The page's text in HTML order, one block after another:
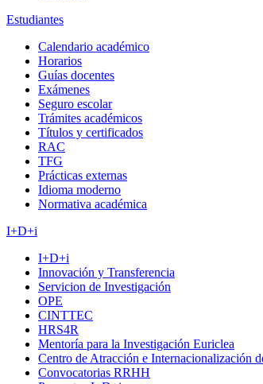
Estudiantes
Calendario académico
Horarios
Guías docentes
Exámenes
Seguro escolar
Trámites académicos
Títulos y certificados
RAC
TFG
Prácticas externas
Idioma moderno
Normativa académica
I+D+i
I+D+i
Innovación y Transferencia
Servicion de Investigación
OPE
CINTTEC
HRS4R
Mentoría para la Investigación Euriclea
Centro de Atracción e Internacionalización
Convocatorias RRHH